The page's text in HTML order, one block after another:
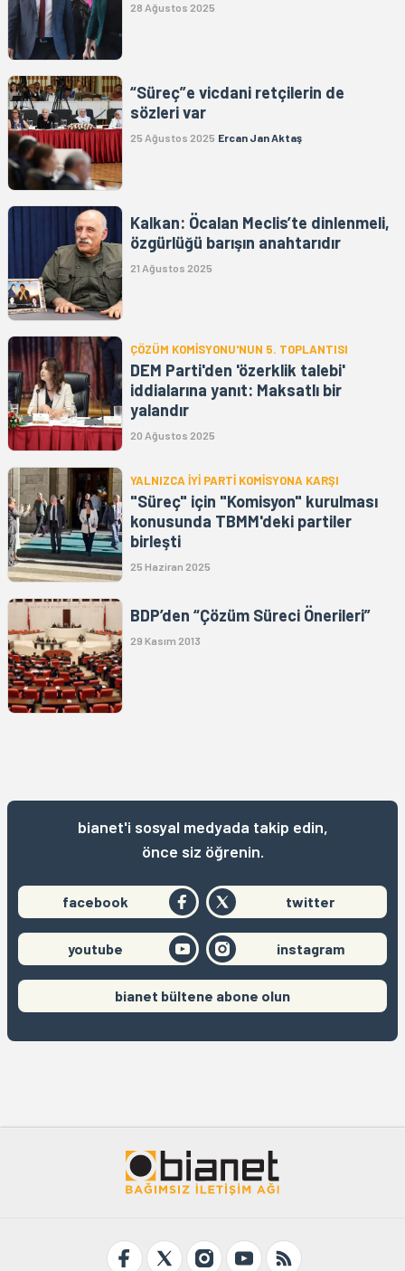
28 Ağustos 2025
“Süreç”e vicdani retçilerin de
sözleri var
25 Ağustos 2025 Ercan Jan Aktaş
Kalkan: Öcalan Meclis’te dinlenmeli,
özgürlüğü barışın anahtarıdır
21 Ağustos 2025
ÇÖZÜM KOMİSYONU'NUN 5. TOPLANTISI
DEM Parti'den 'özerklik talebi'
iddialarına yanıt: Maksatlı bir
yalandır
20 Ağustos 2025
YALNIZCA İYİ PARTİ KOMİSYONA KARŞI
"Süreç" için "Komisyon" kurulması
konusunda TBMM'deki partiler
birleşti
25 Haziran 2025
BDP’den “Çözüm Süreci Önerileri”
29 Kasım 2013
bianet'i sosyal medyada takip edin,
önce siz öğrenin.
facebook twitter
youtube instagram
bianet bültene abone olun